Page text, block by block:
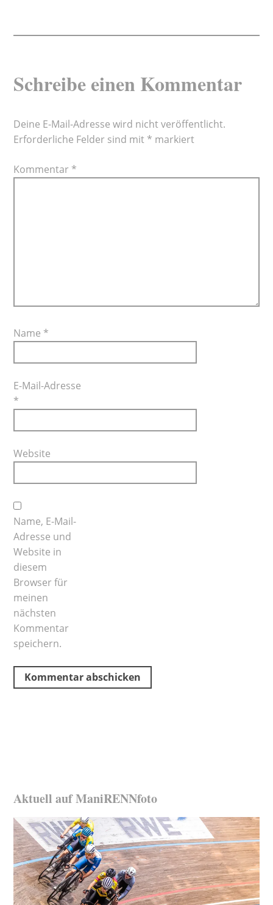
Schreibe einen Kommentar
Deine E-Mail-Adresse wird nicht veröffentlicht.
Erforderliche Felder sind mit * markiert
Kommentar *
Name *
E-Mail-Adresse
*
Website
Name, E-Mail-
Adresse und
Website in
diesem
Browser für
meinen
nächsten
Kommentar
speichern.
Aktuell auf ManiRENNfoto